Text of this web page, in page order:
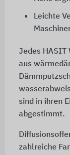
Leichte
Jedes HASIT
aus
sind in ihren
abgestimmt.
zahlreiche